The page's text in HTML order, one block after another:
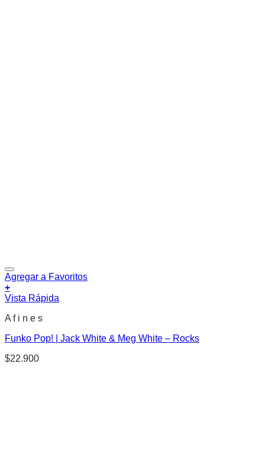
Agregar a Favoritos
+
Vista Rápida
A f i n e s
Funko Pop! | Jack White & Meg White – Rocks
$22.900